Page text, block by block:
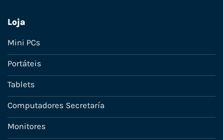
Loja
Mini PCs
Portáteis
Tablets
Computadores Secretaría
Monitores